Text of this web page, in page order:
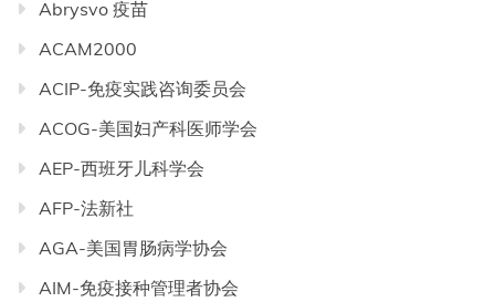
Abrysvo 疫苗
ACAM2000
ACIP-免疫实践咨询委员会
ACOG-美国妇产科医师学会
AEP-西班牙儿科学会
AFP-法新社
AGA-美国胃肠病学协会
AIM-免疫接种管理者协会